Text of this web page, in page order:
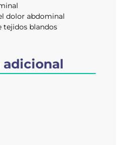
dolor abdominal
tejidos blandos